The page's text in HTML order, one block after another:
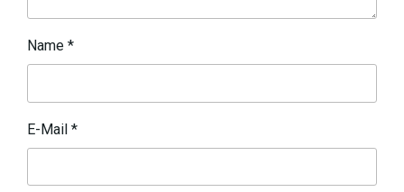
Name *
E-Mail *